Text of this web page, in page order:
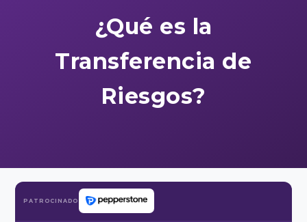
¿Qué es la
Transferencia de
Riesgos?
PATROCINADO